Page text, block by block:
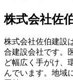
株式会社佐
株式会社佐伯建設
合建設会社です。
ど幅広く手がけ、
んでいます。地域